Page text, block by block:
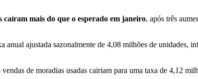
caíram mais do que o esperado em janeiro, após três
anual ajustada sazonalmente de 4,08 milhões de
de moradias usadas cairiam para uma taxa de 4,12